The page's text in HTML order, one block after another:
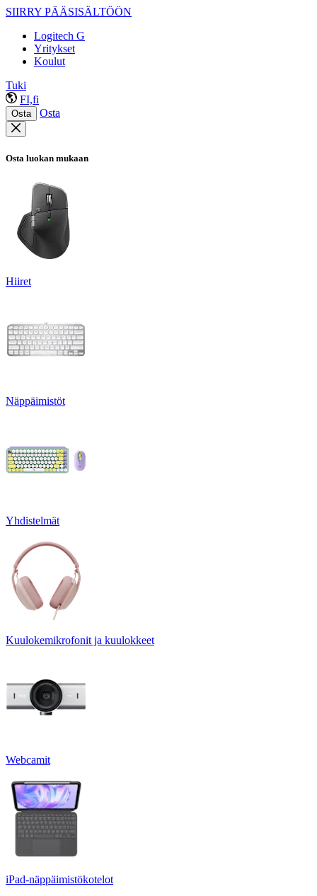
SIIRRY PÄÄSISÄLTÖÖN
Logitech G
Yritykset
Koulut
Tuki
FI,fi
Osta Osta
Osta luokan mukaan
Hiiret
Näppäimistöt
Yhdistelmät
Kuulokemikrofonit ja kuulokkeet
Webcamit
iPad-näppäimistökotelot